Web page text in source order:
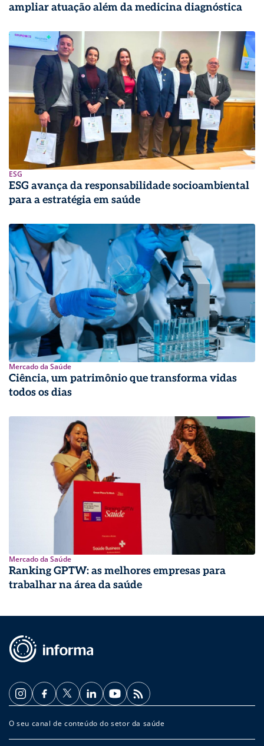
ampliar atuação além da medicina diagnóstica
ESG
ESG avança da responsabilidade socioambiental
para a estratégia em saúde
Mercado da Saúde
Ciência, um patrimônio que transforma vidas
todos os dias
Mercado da Saúde
Ranking GPTW: as melhores empresas para
trabalhar na área da saúde
O seu canal de conteúdo do setor da saúde